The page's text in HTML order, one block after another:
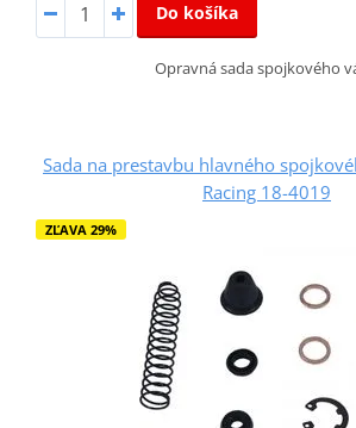
Do košíka
Opravná sada spojkového
Sada na prestavbu hlavného
Racing 18-4019
ZĽAVA 29%